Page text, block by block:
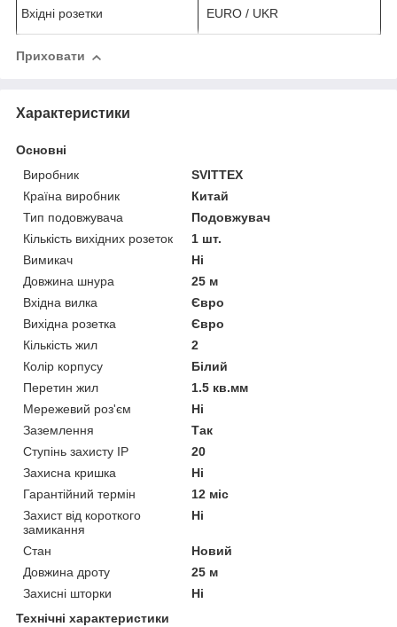
Вхідні розетки EURO / UKR
Приховати
Характеристики
Основні
Виробник
SVITTEX
Країна виробник
Китай
Тип подовжувача
Подовжувач
Кількість вихідних розеток
1 шт.
Вимикач
Ні
Довжина шнура
25 м
Вхідна вилка
Євро
Вихідна розетка
Євро
Кількість жил
2
Колір корпусу
Білий
Перетин жил
1.5 кв.мм
Мережевий роз'єм
Ні
Заземлення
Так
Ступінь захисту IP
20
Захисна кришка
Ні
Гарантійний термін
12 міс
Захист від короткого
замикання
Ні
Стан
Новий
Довжина дроту
25 м
Захисні шторки
Ні
Технічні характеристики